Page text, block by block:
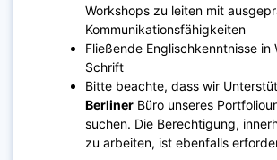
Workshops zu leiten mit
Kommunikationsfähigkeiten
Fließende Englischkenntnisse in
Schrift
Bitte beachte, dass wir
Berliner Büro unseres
suchen. Die Berechtigung,
zu arbeiten, ist ebenfalls